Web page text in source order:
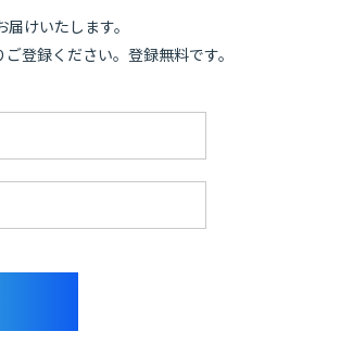
けいたします。
登録ください。登録無料です。